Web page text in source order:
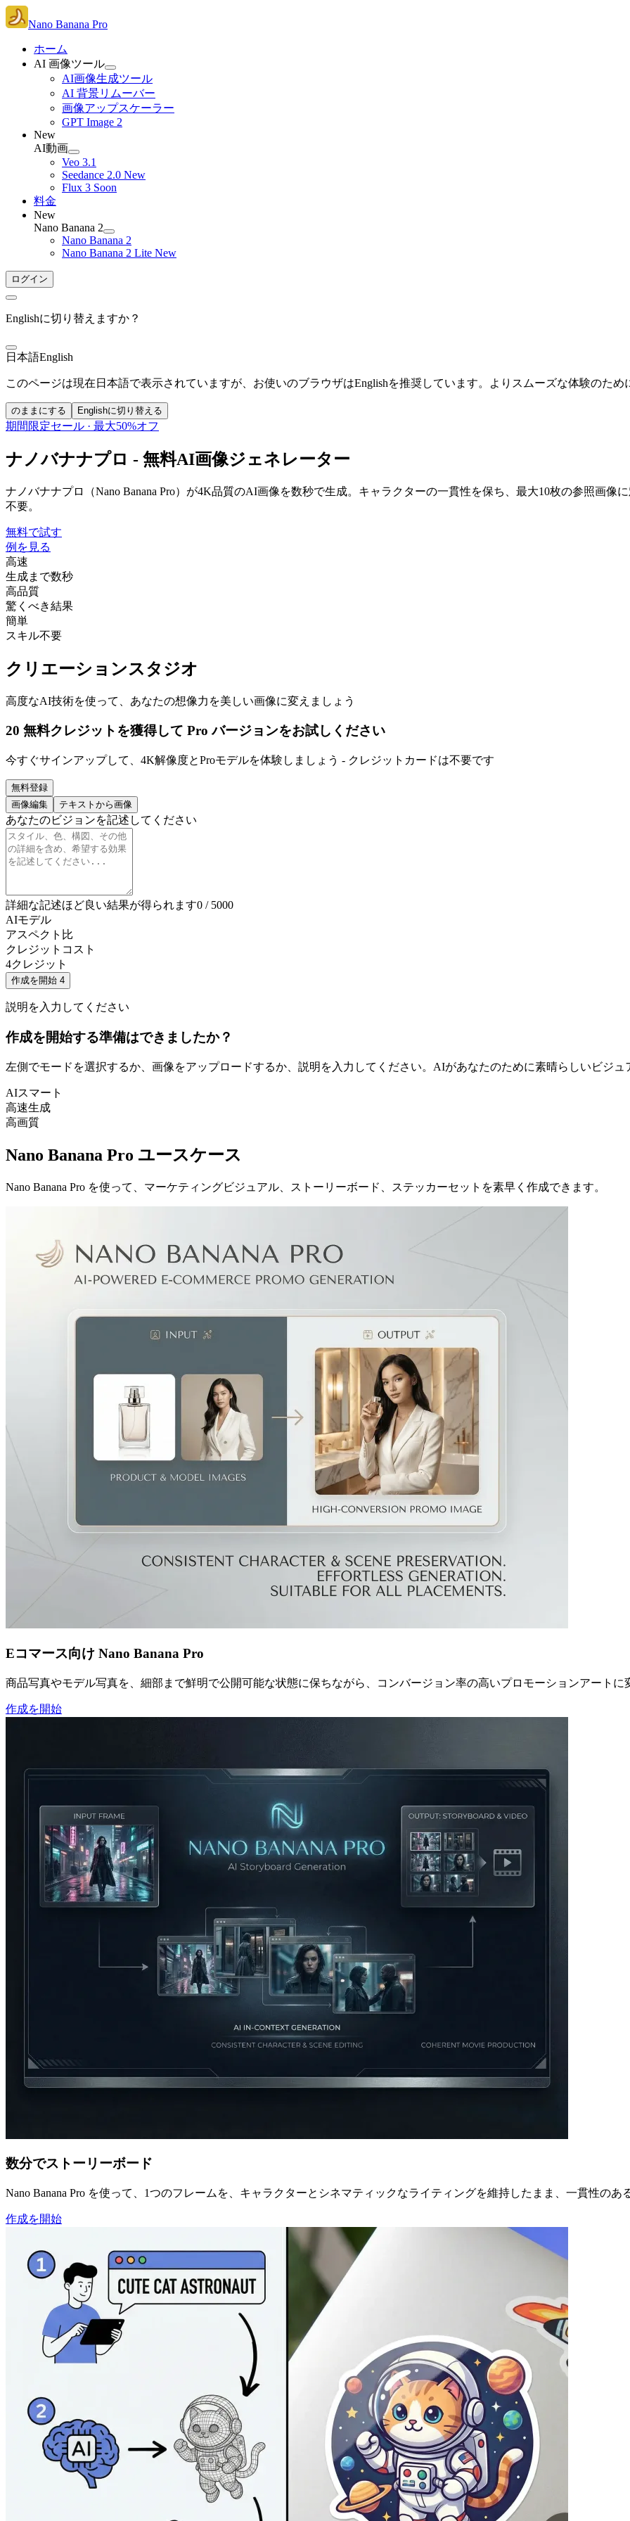
Nano Banana Pro
ホーム
AI 画像ツール
AI画像生成ツール
AI 背景リムーバー
画像アップスケーラー
GPT Image 2
New
AI動画
Veo 3.1
Seedance 2.0 New
Flux 3 Soon
料金
New
Nano Banana 2
Nano Banana 2
Nano Banana 2 Lite New
ログイン
Englishに切り替えますか？
日本語English
このページは現在日本語で表示されていますが、お使いのブラウザはEnglishを推奨しています。よりスムーズな体験のため
のままにする Englishに切り替える
期間限定セール · 最大50%オフ
ナノバナナプロ - 無料AI画像ジェネレーター
ナノバナナプロ（Nano Banana Pro）が4K品質のAI画像を数秒で生成。キャラクターの一貫性を保ち、最大10枚の参照画
不要。
無料で試す
例を見る
高速
生成まで数秒
高品質
驚くべき結果
簡単
スキル不要
クリエーションスタジオ
高度なAI技術を使って、あなたの想像力を美しい画像に変えましょう
20 無料クレジットを獲得して Pro バージョンをお試しください
今すぐサインアップして、4K解像度とProモデルを体験しましょう - クレジットカードは不要です
無料登録
画像編集
テキストから画像
あなたのビジョンを記述してください
詳細な記述ほど良い結果が得られます0 / 5000
AIモデル
アスペクト比
クレジットコスト
4クレジット
作成を開始 4
説明を入力してください
作成を開始する準備はできましたか？
左側でモードを選択するか、画像をアップロードするか、説明を入力してください。AIがあなたのために素晴らしいビジュ
AIスマート
高速生成
高画質
Nano Banana Pro ユースケース
Nano Banana Pro を使って、マーケティングビジュアル、ストーリーボード、ステッカーセットを素早く作成できます。
Eコマース向け Nano Banana Pro
商品写真やモデル写真を、細部まで鮮明で公開可能な状態に保ちながら、コンバージョン率の高いプロモーションアートに
作成を開始
数分でストーリーボード
Nano Banana Pro を使って、1つのフレームを、キャラクターとシネマティックなライティングを維持したまま、一貫性のあ
作成を開始